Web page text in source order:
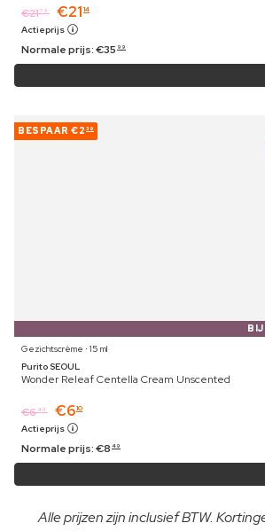
€2179 €21 14
Actieprijs
Normale prijs:€35 99
BESPAAR €2 39
Gezichtscrème ⋅ 15 ml
Purito SEOUL
Wonder Releaf Centella Cream Unscented
€6 49 €610
Actieprijs
Normale prijs:€8 49
Alle prijzen zijn inclusief BTW.